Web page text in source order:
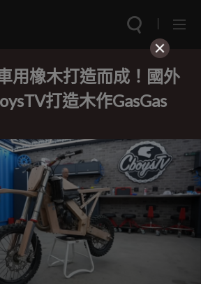
用橡木打造而成！國外
打造木作GasGas